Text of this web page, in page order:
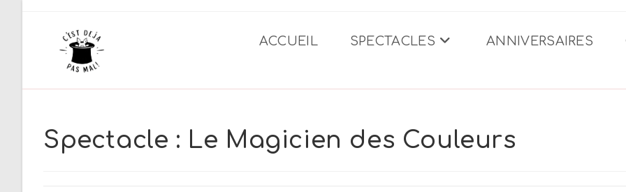
ACCUEIL SPECTACLES ANNIVERSAIRES
Spectacle : Le Magicien des Couleurs